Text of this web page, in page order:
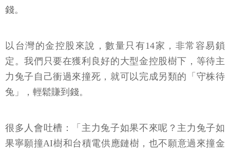
錢。
以台灣的金控股來說，數量只有14家，非常容易鎖
定。我們只要在獲利良好的大型金控股樹下，等待主
力兔子自己衝過來撞死，就可以完成另類的「守株待
兔」，輕鬆賺到錢。
很多人會吐槽：「主力兔子如果不來呢？主力兔子如
果寧願撞AI樹和台積電供應鏈樹，也不願意過來撞金